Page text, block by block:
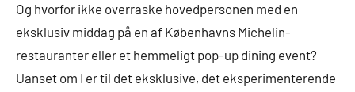
Og hvorfor ikke overraske hovedpersonen med en
eksklusiv middag på en af Københavns Michelin-
restauranter eller et hemmeligt pop-up dining event?
Uanset om I er til det eksklusive, det eksperimenterende